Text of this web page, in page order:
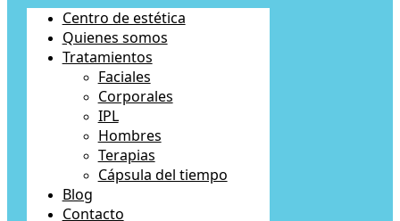
Centro de estética
Quienes somos
Tratamientos
Faciales
Corporales
IPL
Hombres
Terapias
Cápsula del tiempo
Blog
Contacto